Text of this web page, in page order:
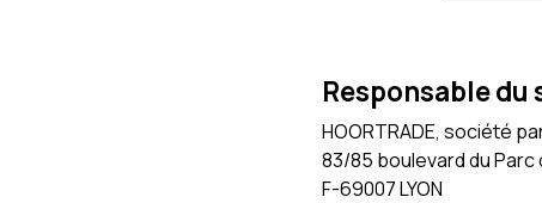
Nombre
Responsable du
HOORTRADE, société
83/85 boulevard du Parc
F-69007 LYON